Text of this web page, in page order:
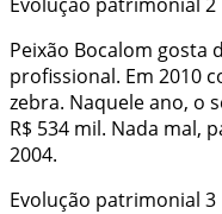
Peixão Bocalom gosta
profissional. Em 2010
zebra. Naquele ano, o
R$ 534 mil. Nada mal,
2004.
Evolução patrimonial 3